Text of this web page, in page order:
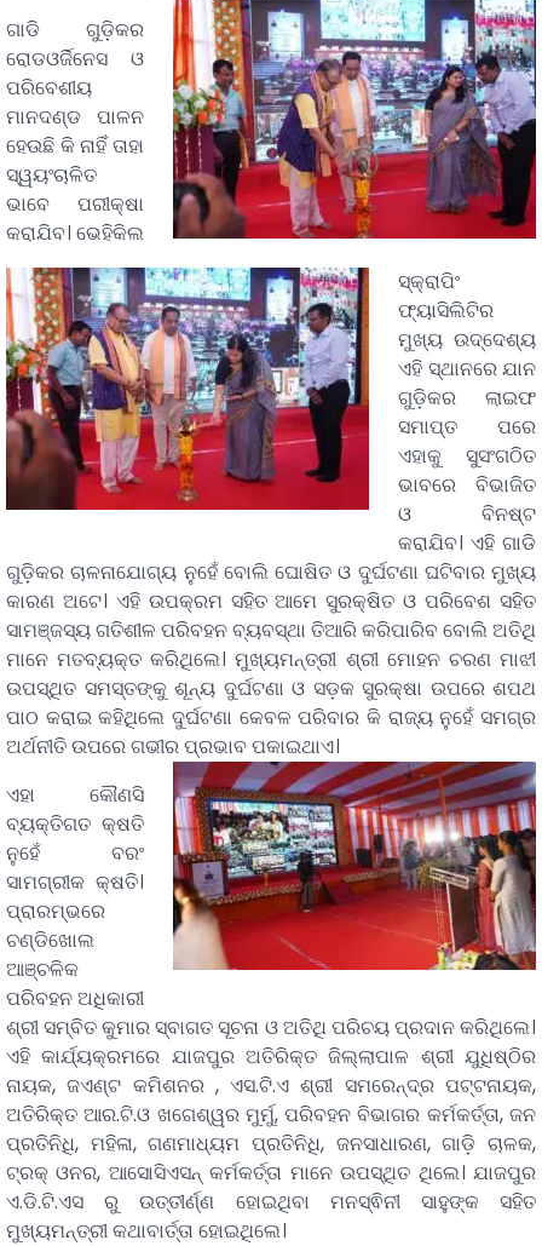
ଗାଡି ଗୁଡ଼ିକର
ରୋଡଓର୍ଜିନେସ ଓ
ପରିବେଶୀୟ
ମାନଦଣ୍ଡ ପାଳନ
ହେଉଛି କି ନାହିଁ ତାହା
ସ୍ୱୟଂଚାଳିତ
ଭାବେ ପରୀକ୍ଷା
କରାଯିବ। ଭେହିକିଲ
ସ୍କ୍ରାପିଂ
ଫ୍ୟାସିଲିଟିର
ମୁଖ୍ୟ ଉଦ୍ଦେଶ୍ୟ
ଏହି ସ୍ଥାନରେ ଯାନ
ଗୁଡ଼ିକର ଲାଇଫ
ସମାପ୍ତ ପରେ
ଏହାକୁ ସୁସଂଗଠିତ
ଭାବରେ ବିଭାଜିତ
ଓ ବିନଷ୍ଟ
କରାଯିବ। ଏହି ଗାଡି
ଗୁଡ଼ିକର ଚାଳନାଯୋଗ୍ୟ ନୁହେଁ ବୋଲି ଘୋଷିତ ଓ ଦୁର୍ଘଟଣା ଘଟିବାର ମୁଖ୍ୟ
କାରଣ ଅଟେ। ଏହି ଉପକ୍ରମ ସହିତ ଆମେ ସୁରକ୍ଷିତ ଓ ପରିବେଶ ସହିତ
ସାମଞ୍ଜସ୍ୟ ଗତିଶୀଳ ପରିବହନ ବ୍ୟବସ୍ଥା ତିଆରି କରିପାରିବ ବୋଲି ଅତିଥି
ମାନେ ମତବ୍ୟକ୍ତ କରିଥିଲେ। ମୁଖ୍ୟମନ୍ତ୍ରୀ ଶ୍ରୀ ମୋହନ ଚରଣ ମାଝୀ
ଉପସ୍ଥିତ ସମସ୍ତଙ୍କୁ ଶୂନ୍ୟ ଦୁର୍ଘଟଣା ଓ ସଡ଼କ ସୁରକ୍ଷା ଉପରେ ଶପଥ
ପାଠ କରାଇ କହିଥିଲେ ଦୁର୍ଘଟଣା କେବଳ ପରିବାର କି ରାଜ୍ୟ ନୁହେଁ ସମଗ୍ର
ଅର୍ଥନୀତି ଉପରେ ଗଭୀର ପ୍ରଭାବ ପକାଇଥାଏ।
ଏହା କୌଣସି
ବ୍ୟକ୍ତିଗତ କ୍ଷତି
ନୁହେଁ ବରଂ
ସାମଗ୍ରୀକ କ୍ଷତି।
ପ୍ରାରମ୍ଭରେ
ଚଣ୍ଡିଖୋଲ
ଆଞ୍ଚଳିକ
ପରିବହନ ଅଧିକାରୀ
ଶ୍ରୀ ସମ୍ବିତ କୁମାର ସ୍ବାଗତ ସୂଚନା ଓ ଅତିଥି ପରିଚୟ ପ୍ରଦାନ କରିଥିଲେ।
ଏହି କାର୍ଯ୍ୟକ୍ରମରେ ଯାଜପୁର ଅତିରିକ୍ତ ଜିଲ୍ଲାପାଳ ଶ୍ରୀ ଯୁଧିଷ୍ଠିର
ନାୟକ, ଜଏଣ୍ଟ କମିଶନର , ଏସ.ଟି.ଏ ଶ୍ରୀ ସମରେନ୍ଦ୍ର ପଟ୍ଟନାୟକ,
ଅତିରିକ୍ତ ଆର.ଟି.ଓ ଖଗେଶ୍ୱର ମୁର୍ମୁ, ପରିବହନ ବିଭାଗର କର୍ମକର୍ତ୍ତା, ଜନ
ପ୍ରତିନିଧି, ମହିଳା, ଗଣମାଧ୍ୟମ ପ୍ରତିନିଧି, ଜନସାଧାରଣ, ଗାଡ଼ି ଚାଳକ,
ଟ୍ରକ୍ ଓନର, ଆସୋସିଏସନ୍ କର୍ମକର୍ତ୍ତା ମାନେ ଉପସ୍ଥିତ ଥିଲେ। ଯାଜପୁର
ଏ.ଡି.ଟି.ଏସ ରୁ ଉତ୍ତୀର୍ଣ୍ଣ ହୋଇଥିବା ମନସ୍ଵିନୀ ସାହୁଙ୍କ ସହିତ
ମୁଖ୍ୟମନ୍ତ୍ରୀ କଥାବାର୍ତ୍ତା ହୋଇଥିଲେ।